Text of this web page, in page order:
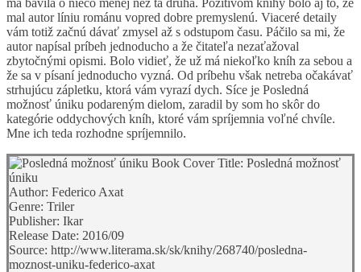
mal autor líniu románu vopred dobre premyslenú. Viaceré detaily
vám totiž začnú dávať zmysel až s odstupom času. Páčilo sa mi, že
autor napísal príbeh jednoducho a že čitateľa nezaťažoval
zbytočnými opismi. Bolo vidieť, že už má niekoľko kníh za sebou a
že sa v písaní jednoducho vyzná. Od príbehu však netreba očakávať
strhujúcu zápletku, ktorá vám vyrazí dych. Síce je Posledná
možnosť úniku podareným dielom, zaradil by som ho skôr do
kategórie oddychových kníh, ktoré vám spríjemnia voľné chvíle.
Mne ich teda rozhodne spríjemnilo.
Title: Posledná možnosť
úniku
Author: Federico Axat
Genre: Triler
Publisher: Ikar
Release Date: 2016/09
Source: http://www.literama.sk/sk/knihy/268740/posledna-
moznost-uniku-federico-axat